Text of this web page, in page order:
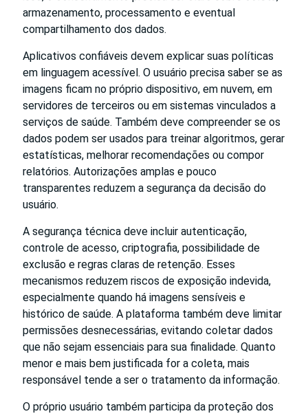
armazenamento, processamento e eventual
compartilhamento dos dados.
Aplicativos confiáveis devem explicar suas políticas
em linguagem acessível. O usuário precisa saber se as
imagens ficam no próprio dispositivo, em nuvem, em
servidores de terceiros ou em sistemas vinculados a
serviços de saúde. Também deve compreender se os
dados podem ser usados para treinar algoritmos, gerar
estatísticas, melhorar recomendações ou compor
relatórios. Autorizações amplas e pouco
transparentes reduzem a segurança da decisão do
usuário.
A segurança técnica deve incluir autenticação,
controle de acesso, criptografia, possibilidade de
exclusão e regras claras de retenção. Esses
mecanismos reduzem riscos de exposição indevida,
especialmente quando há imagens sensíveis e
histórico de saúde. A plataforma também deve limitar
permissões desnecessárias, evitando coletar dados
que não sejam essenciais para sua finalidade. Quanto
menor e mais bem justificada for a coleta, mais
responsável tende a ser o tratamento da informação.
O próprio usuário também participa da proteção dos